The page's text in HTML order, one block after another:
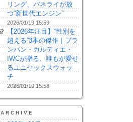
リング、パネライが放
つ“新世代エンジン”
2026/01/19 15:59
【2026年注目】“性別を
超える”3本の傑作｜ブラ
ンパン・カルティエ・
IWCが贈る、誰もが愛せ
るユニセックスウォッ
チ
2026/01/19 15:58
ARCHIVE